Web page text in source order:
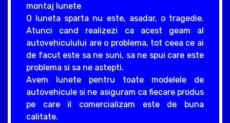
montaj lunete
O luneta sparta nu este, asadar, o tragedie.
Atunci cand realizezi ca acest geam al
autovehiculului are o problema, tot ceea ce ai
de facut este sa ne suni, sa ne spui care este
problema si sa ne astepti.
Avem lunete pentru toate modelele de
autovehicule si ne asiguram ca fiecare produs
pe care il comercializam este de buna
calitate.